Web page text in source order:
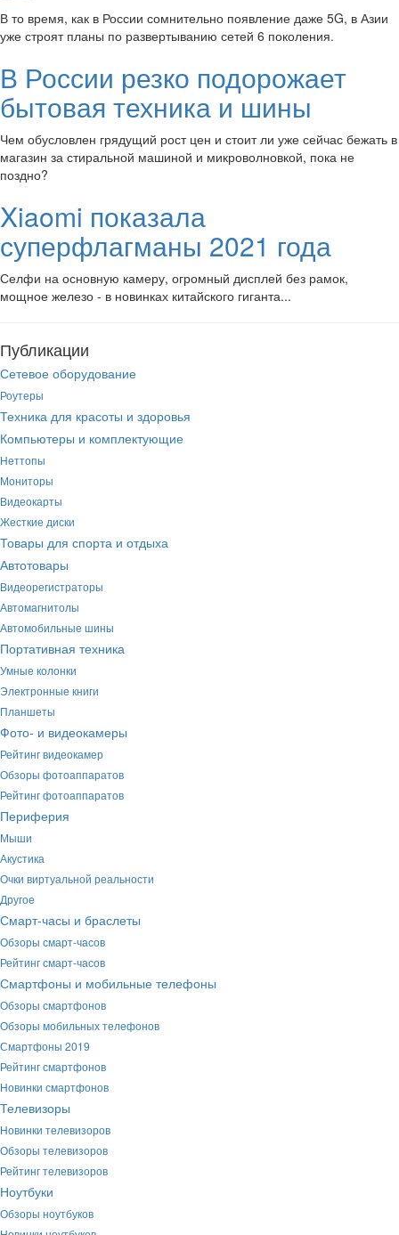
В то время, как в России сомнительно появление даже 5G, в Азии
уже строят планы по развертыванию сетей 6 поколения.
В России резко подорожает
бытовая техника и шины
Чем обусловлен грядущий рост цен и стоит ли уже сейчас бежать в
магазин за стиральной машиной и микроволновкой, пока не
поздно?
Xiaomi показала
суперфлагманы 2021 года
Селфи на основную камеру, огромный дисплей без рамок,
мощное железо - в новинках китайского гиганта...
Публикации
Сетевое оборудование
Роутеры
Техника для красоты и здоровья
Компьютеры и комплектующие
Неттопы
Мониторы
Видеокарты
Жесткие диски
Товары для спорта и отдыха
Автотовары
Видеорегистраторы
Автомагнитолы
Автомобильные шины
Портативная техника
Умные колонки
Электронные книги
Планшеты
Фото- и видеокамеры
Рейтинг видеокамер
Обзоры фотоаппаратов
Рейтинг фотоаппаратов
Периферия
Мыши
Акустика
Очки виртуальной реальности
Другое
Смарт-часы и браслеты
Обзоры смарт-часов
Рейтинг смарт-часов
Смартфоны и мобильные телефоны
Обзоры смартфонов
Обзоры мобильных телефонов
Смартфоны 2019
Рейтинг смартфонов
Новинки смартфонов
Телевизоры
Новинки телевизоров
Обзоры телевизоров
Рейтинг телевизоров
Ноутбуки
Обзоры ноутбуков